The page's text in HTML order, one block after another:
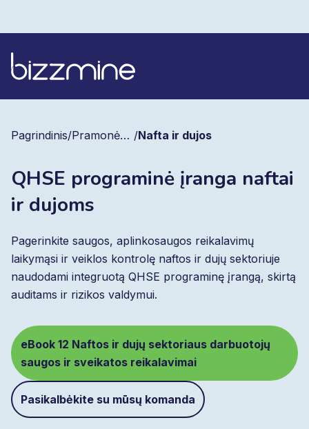
Pagrindinis/ Pramonės šakos /Nafta ir dujos
QHSE programinė įranga naftai
ir dujoms
Pagerinkite saugos, aplinkosaugos reikalavimų
laikymąsi ir veiklos kontrolę naftos ir dujų sektoriuje
naudodami integruotą QHSE programinę įrangą, skirtą
auditams ir rizikos valdymui.
eBook 12 Naftos ir dujų sektoriaus darbuotojų
saugos ir sveikatos reikalavimai
Pasikalbėkite su mūsų komanda